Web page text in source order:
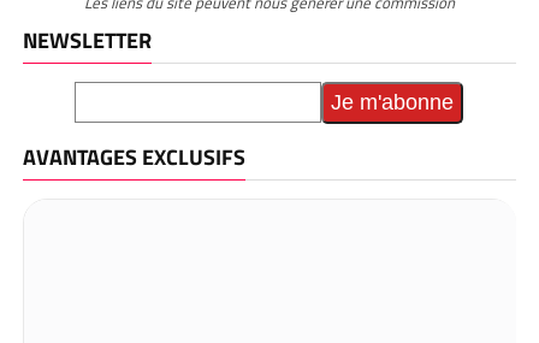
NEWSLETTER
AVANTAGES EXCLUSIFS